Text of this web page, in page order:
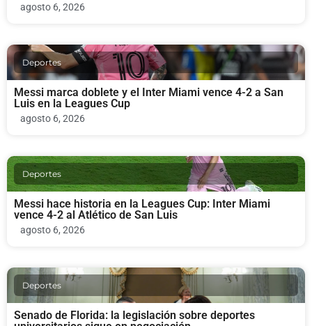
agosto 6, 2026
Deportes
Messi marca doblete y el Inter Miami vence 4-2 a San
Luis en la Leagues Cup
agosto 6, 2026
Deportes
Messi hace historia en la Leagues Cup: Inter Miami
vence 4-2 al Atlético de San Luis
agosto 6, 2026
Deportes
Senado de Florida: la legislación sobre deportes